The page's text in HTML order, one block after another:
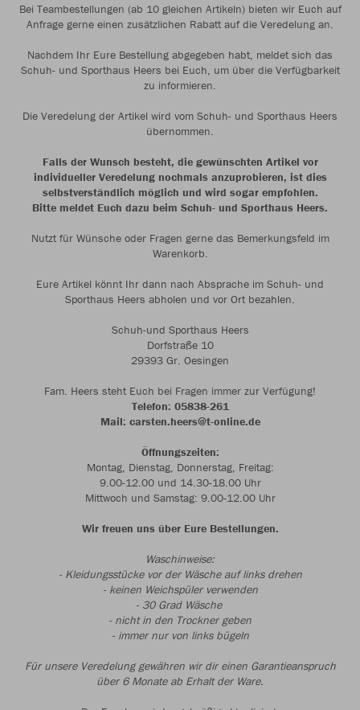
Bei Teambestellungen (ab 10 gleichen Artikeln) bieten wir Euch auf
Anfrage gerne einen zusätzlichen Rabatt auf die Veredelung an.
Nachdem Ihr Eure Bestellung abgegeben habt, meldet sich das
Schuh- und Sporthaus Heers bei Euch, um über die Verfügbarkeit
zu informieren.
Die Veredelung der Artikel wird vom Schuh- und Sporthaus Heers
übernommen.
Falls der Wunsch besteht, die gewünschten Artikel vor
individueller Veredelung nochmals anzuprobieren, ist dies
selbstverständlich möglich und wird sogar empfohlen.
Bitte meldet Euch dazu beim Schuh- und Sporthaus Heers.
Nutzt für Wünsche oder Fragen gerne das Bemerkungsfeld im
Warenkorb.
Eure Artikel könnt Ihr dann nach Absprache im Schuh- und
Sporthaus Heers abholen und vor Ort bezahlen.
Schuh-und Sporthaus Heers
Dorfstraße 10
29393 Gr. Oesingen
Fam. Heers steht Euch bei Fragen immer zur Verfügung!
Telefon: 05838-261
Mail: carsten.heers@t-online.de
Öffnungszeiten:
Montag, Dienstag, Donnerstag, Freitag:
9.00-12.00 und 14.30-18.00 Uhr
Mittwoch und Samstag: 9.00-12.00 Uhr
Wir freuen uns über Eure Bestellungen.
Waschinweise:
- Kleidungsstücke vor der Wäsche auf links drehen
- keinen Weichspüler verwenden
- 30 Grad Wäsche
- nicht in den Trockner geben
- immer nur von links bügeln
Für unsere Veredelung gewähren wir dir einen Garantieanspruch
über 6 Monate ab Erhalt der Ware.